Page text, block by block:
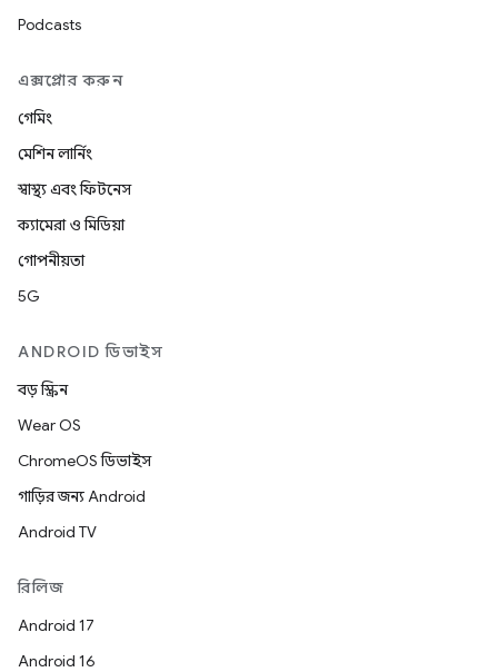
Podcasts
এক্সপ্লোর করুন
গেমিং
মেশিন লার্নিং
স্বাস্থ্য এবং ফিটনেস
ক্যামেরা ও মিডিয়া
গোপনীয়তা
5G
ANDROID ডিভাইস
বড় স্ক্রিন
Wear OS
ChromeOS ডিভাইস
গাড়ির জন্য Android
Android TV
রিলিজ
Android 17
Android 16